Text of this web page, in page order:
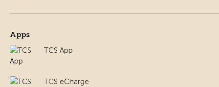
Apps
TCS App
TCS eCharge